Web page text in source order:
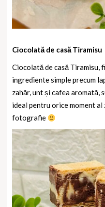
Ciocolată de casă Tiramisu
Ciocolată de casă Tiramisu,
ingrediente simple precum
zahăr, unt și cafea aromată,
ideal pentru orice moment al
fotografie